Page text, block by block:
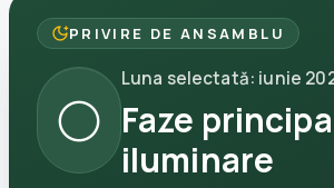
PRIVIRE DE ANSAMBLU
🌕
Luna selectată: iunie
Faze
iluminare